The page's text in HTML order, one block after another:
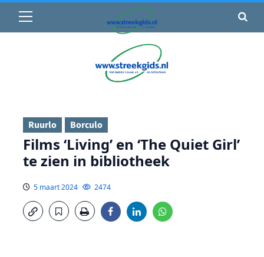
14°C• Vandaag 12° / 21°
Primair
menu
Ruurlo Borculo
Films ‘Living’ en ‘The Quiet Girl’
te zien in bibliotheek
5 maart 2024 2474